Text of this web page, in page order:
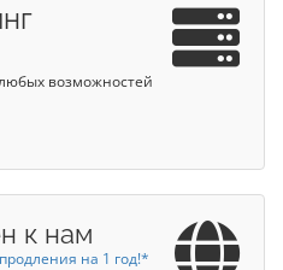
возможностей
к нам
на 1 год!*